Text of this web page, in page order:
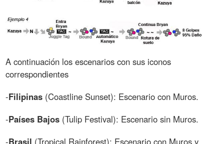
A continuación los escenarios con sus iconos
correspondientes
-Filipinas (Coastline Sunset): Escenario con Muros.
-Países Bajos (Tulip Festival): Escenario sin Muros.
-Brasil (Tropical Rainforest): Escenario con Muros y